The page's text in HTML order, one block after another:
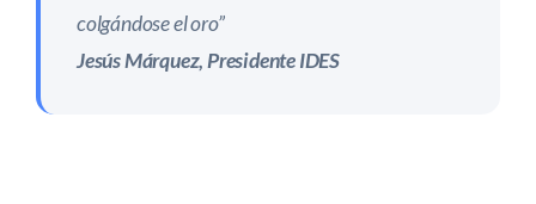
colgándose el oro”
Jesús Márquez, Presidente IDES